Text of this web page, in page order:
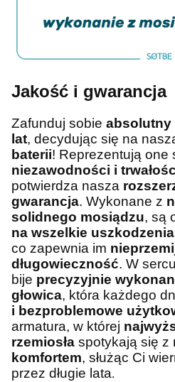
Jakość i gwarancja
Zafunduj sobie absolutny
lat, decydując się na
baterii! Reprezentują one
niezawodności i
potwierdza nasza
gwarancja. Wykonane z
solidnego mosiądzu, są
na wszelkie uszkodzenia
co zapewnia im
długowieczność. W
bije precyzyjnie
głowica, która każdego
i bezproblemowe
armatura, w której
rzemiosła spotykają się z
komfortem, służąc Ci
przez długie lata.